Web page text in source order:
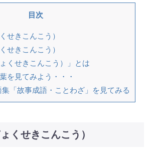
目次
せきこんこう）
せきこんこう）
くせきこんこう）」とは
を見てみよう・・・
「故事成語・ことわざ」を見てみる
くせきこんこう）